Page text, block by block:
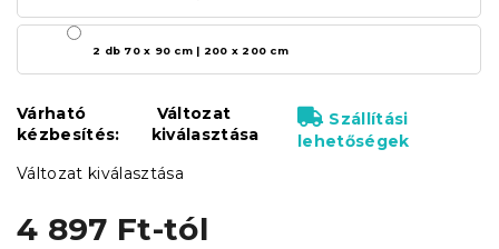
4 897 Ft-tól
Változat kiválasztása
2 db 70 x 90 cm | 200 x 200 cm
Várható
kézbesítés:
Változat
kiválasztása
Szállítási
lehetőségek